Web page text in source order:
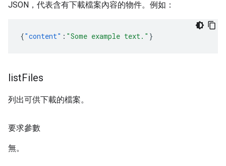
JSON，代表含有下載檔案內容的物件。例如：
{"content" : "Some example text." }
listFiles
列出可供下載的檔案。
要求參數
無。